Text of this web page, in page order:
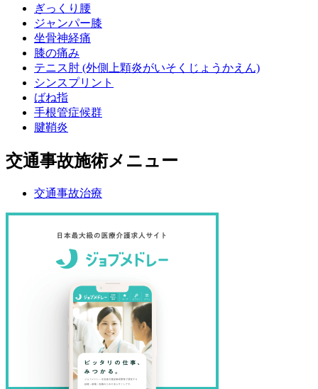
ぎっくり腰
ジャンパー膝
坐骨神経痛
膝の痛み
テニス肘 (外側上顆炎がいそくじょうかえん)
シンスプリント
ばね指
手根管症候群
腱鞘炎
交通事故施術メニュー
交通事故治療